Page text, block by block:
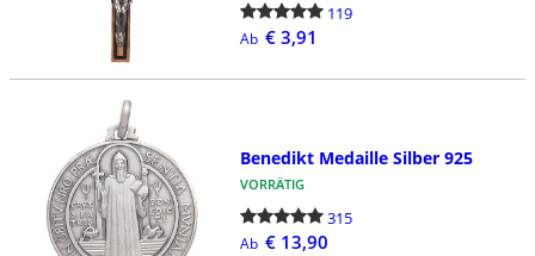
119
Ab € 3,91
Benedikt Medaille Silber 925
VORRÄTIG
315
Ab € 13,90